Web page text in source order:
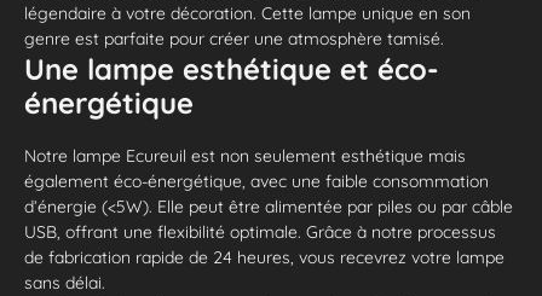
légendaire à votre décoration. Cette lampe unique en son
genre est parfaite pour créer une atmosphère tamisé.
Une lampe esthétique et éco-
énergétique
Notre lampe Ecureuil est non seulement esthétique mais
également éco-énergétique, avec une faible consommation
d’énergie (<5W). Elle peut être alimentée par piles ou par câble
USB, offrant une flexibilité optimale. Grâce à notre processus
de fabrication rapide de 24 heures, vous recevrez votre lampe
sans délai.